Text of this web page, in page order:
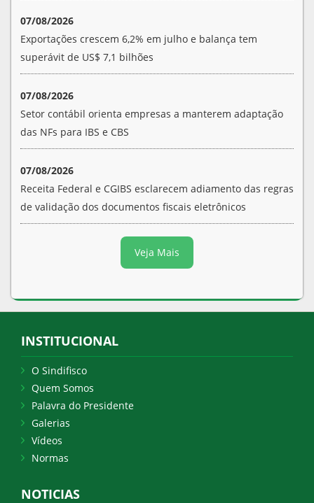
07/08/2026
Exportações crescem 6,2% em julho e balança tem
superávit de US$ 7,1 bilhões
07/08/2026
Setor contábil orienta empresas a manterem adaptação
das NFs para IBS e CBS
07/08/2026
Receita Federal e CGIBS esclarecem adiamento das regras
de validação dos documentos fiscais eletrônicos
Veja Mais
INSTITUCIONAL
O Sindifisco
Quem Somos
Palavra do Presidente
Galerias
Vídeos
Normas
NOTICIAS